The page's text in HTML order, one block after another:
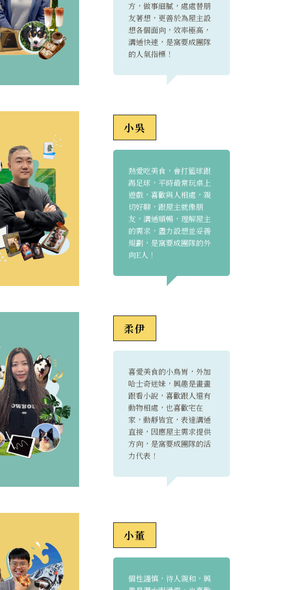
方，做事細膩，處處替朋
友著想，更善於為屋主設
想各個面向，效率極高，
溝通快速，是窩要成團隊
的人氣指標！
小吳
熱愛吃美食，會打籃球跟
踢足球，平時最常玩桌上
遊戲，喜歡與人相處，親
切好聊，跟屋主就像朋
友，溝通順暢，理解屋主
的需求，盡力設想並妥善
規劃，是窩要成團隊的外
向E人！
柔伊
喜愛美食的小鳥胃，外加
哈士奇迷妹，興趣是畫畫
跟看小說，喜歡跟人還有
動物相處，也喜歡宅在
家，動靜皆宜，表達溝通
直接，因應屋主需求提供
方向，是窩要成團隊的活
力代表！
小董
個性謹慎，待人親和，興